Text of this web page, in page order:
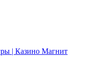
| Казино Магнит